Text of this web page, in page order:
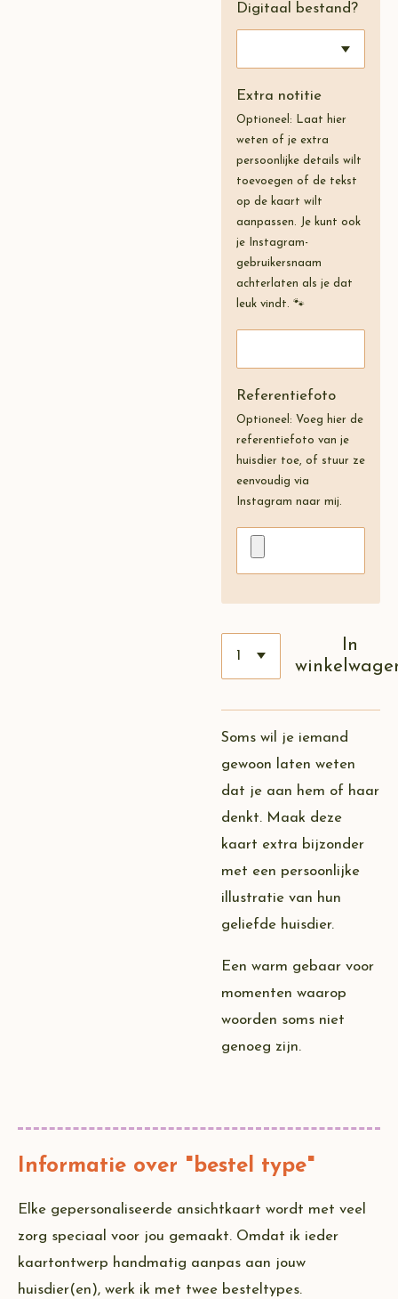
Digitaal bestand?
Extra notitie
Optioneel: Laat hier
weten of je extra
persoonlijke details wilt
toevoegen of de tekst
op de kaart wilt
aanpassen. Je kunt ook
je Instagram-
gebruikersnaam
achterlaten als je dat
leuk vindt. 🐾
Referentiefoto
Optioneel: Voeg hier de
referentiefoto van je
huisdier toe, of stuur ze
eenvoudig via
Instagram naar mij.
In
Soms wil je iemand
gewoon laten weten
dat je aan hem of haar
denkt. Maak deze
kaart extra bijzonder
met een persoonlijke
illustratie van hun
geliefde huisdier.
Een warm gebaar voor
momenten waarop
woorden soms niet
genoeg zijn.
Informatie over "bestel type"
Elke gepersonaliseerde ansichtkaart wordt met veel
zorg speciaal voor jou gemaakt. Omdat ik ieder
kaartontwerp handmatig aanpas aan jouw
huisdier(en), werk ik met twee besteltypes.